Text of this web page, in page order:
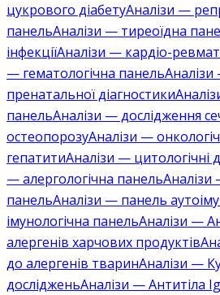
цукрового діабетуАналізи —
панельАналізи — тиреоїдна
інфекціїАналізи — кардіо-
— гематологічна панель
пренатальної діагностики
панельАналізи — дослідження
остеопорозуАналізи —
гепатитиАналізи — цитологічні
— алергологічна панельАналізи
панельАналізи — панель
імунологічна панельАналізи —
алергенів харчових продуктів
до алергенів тваринАналізи —
дослідженьАналізи — Антитіла